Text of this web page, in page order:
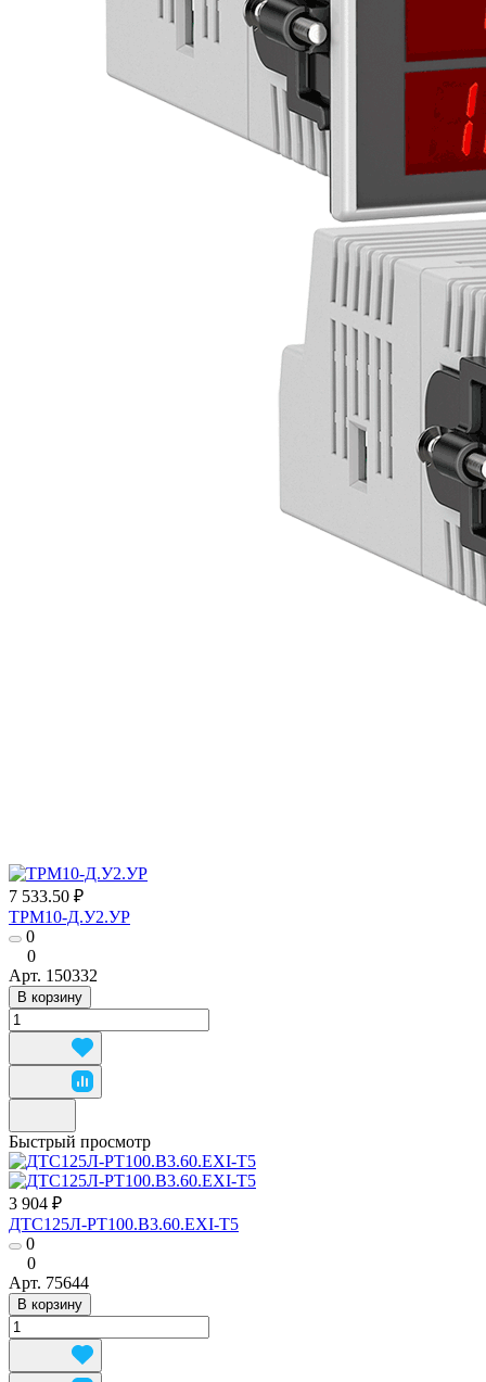
7 533.50 ₽
ТРМ10-Д.У2.УР
0
0
Арт. 150332
В корзину
Быстрый просмотр
3 904 ₽
ДТС125Л-РТ100.В3.60.ЕХI-Т5
0
0
Арт. 75644
В корзину